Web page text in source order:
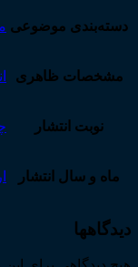
دسته‌بندی موضوعی
مشخصات ظاهری
نوبت انتشار
ماه و سال انتشار
دیدگاهها